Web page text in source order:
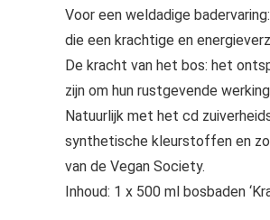
Voor een weldadige
die een krachtige en
De kracht van het bos: het
zijn om hun rustgevende
Natuurlijk met het cd
synthetische kleurstoffen en
van de Vegan Society.
Inhoud: 1 x 500 ml bosbaden